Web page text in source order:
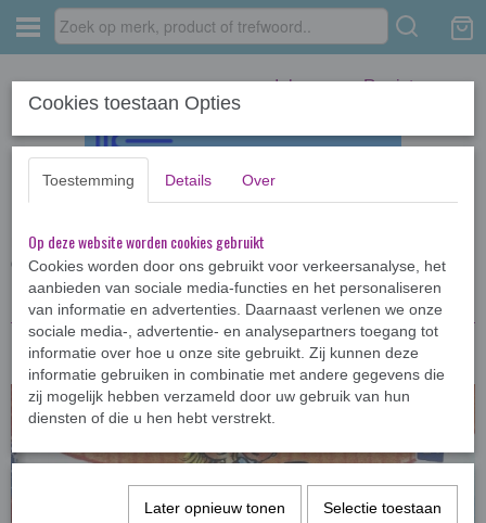
Inloggen Registreren
Home › Kinderboeken <12jr › AVI-boeken
de race?
Cookies toestaan Opties
Toestemming Details Over
Op deze website worden cookies gebruikt
Cookies worden door ons gebruikt voor verkeersanalyse, het
aanbieden van sociale media-functies en het personaliseren
van informatie en advertenties. Daarnaast verlenen we onze
sociale media-, advertentie- en analysepartners toegang tot
informatie over hoe u onze site gebruikt. Zij kunnen deze
informatie gebruiken in combinatie met andere gegevens die
zij mogelijk hebben verzameld door uw gebruik van hun
diensten of die u hen hebt verstrekt.
Later opnieuw tonen Selectie toestaan